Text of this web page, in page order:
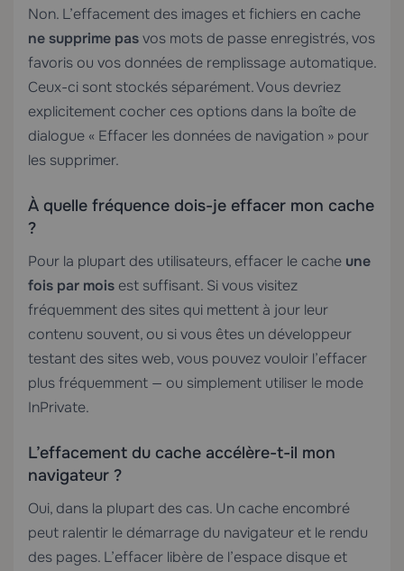
Non. L’effacement des images et fichiers en cache
ne supprime pasvos mots de passe enregistrés, vos
favoris ou vos données de remplissage automatique.
Ceux-ci sont stockés séparément. Vous devriez
explicitement cocher ces options dans la boîte de
dialogue « Effacer les données de navigation » pour
les supprimer.
À quelle fréquence dois-je effacer mon cache
?
Pour la plupart des utilisateurs, effacer le cache une
fois par mois est suffisant. Si vous visitez
fréquemment des sites qui mettent à jour leur
contenu souvent, ou si vous êtes un développeur
testant des sites web, vous pouvez vouloir l’effacer
plus fréquemment — ou simplement utiliser le mode
InPrivate.
L’effacement du cache accélère-t-il mon
navigateur ?
Oui, dans la plupart des cas. Un cache encombré
peut ralentir le démarrage du navigateur et le rendu
des pages. L’effacer libère de l’espace disque et